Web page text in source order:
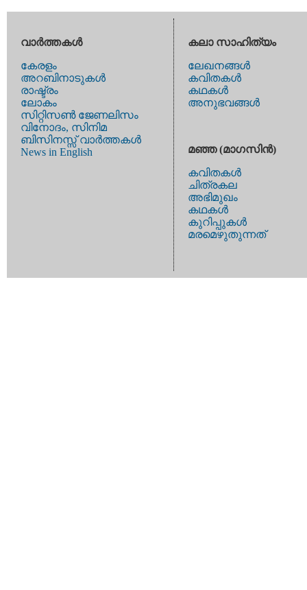
വാര്‍ത്തകള്‍
കേരളം
അറബിനാടുകള്‍
രാഷ്ട്രം
ലോകം
സിറ്റിസണ്‍ ജേണലിസം
വിനോദം, സിനിമ
ബിസിനസ്സ് വാര്‍ത്തകള്‍
News in English
കലാ സാഹിത്യം
ലേഖനങ്ങള്‍
കവിതകള്‍
കഥകള്‍
അനുഭവങ്ങള്‍
മഞ്ഞ (മാഗസിന്‍)
കവിതകള്‍
ചിത്രകല
അഭിമുഖം
കഥകള്‍
കുറിപ്പുകള്‍
മരമെഴുതുന്നത്